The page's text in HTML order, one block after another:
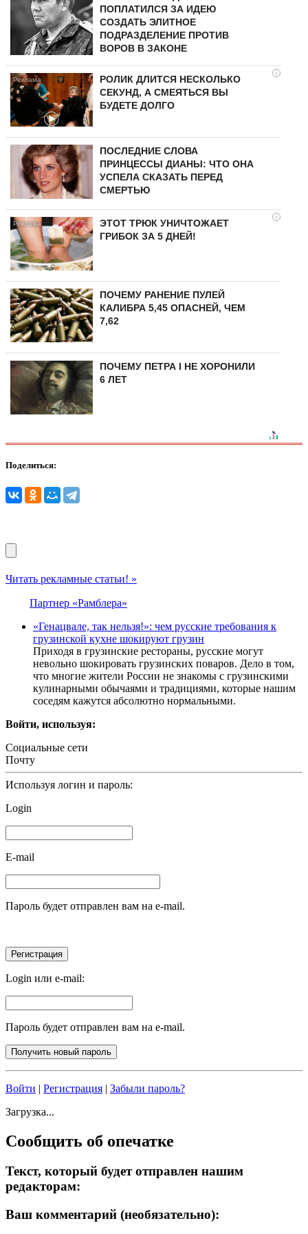
ПОПЛАТИЛСЯ ЗА ИДЕЮ
СОЗДАТЬ ЭЛИТНОЕ
ПОДРАЗДЕЛЕНИЕ ПРОТИВ
ВОРОВ В ЗАКОНЕ
i
РОЛИК ДЛИТСЯ НЕСКОЛЬКО
СЕКУНД, А СМЕЯТЬСЯ ВЫ
БУДЕТЕ ДОЛГО
ПОСЛЕДНИЕ СЛОВА
ПРИНЦЕССЫ ДИАНЫ: ЧТО ОНА
УСПЕЛА СКАЗАТЬ ПЕРЕД
СМЕРТЬЮ
i
ЭТОТ ТРЮК УНИЧТОЖАЕТ
ГРИБОК ЗА 5 ДНЕЙ!
ПОЧЕМУ РАНЕНИЕ ПУЛЕЙ
КАЛИБРА 5,45 ОПАСНЕЙ, ЧЕМ
7,62
ПОЧЕМУ ПЕТРА I НЕ ХОРОНИЛИ
6 ЛЕТ
Поделиться:
Читать рекламные статьи! »
Партнер «Рамблера»
«Генацвале, так нельзя!»: чем русские требования к
грузинской кухне шокируют грузин
Приходя в грузинские рестораны, русские могут
невольно шокировать грузинских поваров. Дело в том,
что многие жители России не знакомы с грузинскими
кулинарными обычаями и традициями, которые нашим
соседям кажутся абсолютно нормальными.
Войти, используя:
Социальные сети
Почту
Используя логин и пароль:
Login
E-mail
Пароль будет отправлен вам на e-mail.
Login или e-mail:
Пароль будет отправлен вам на e-mail.
Войти | Регистрация | Забыли пароль?
Загрузка...
Сообщить об опечатке
Текст, который будет отправлен нашим
редакторам:
Ваш комментарий (необязательно):